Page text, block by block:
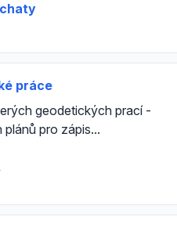
práce
geodetických prací -
pro zápis...